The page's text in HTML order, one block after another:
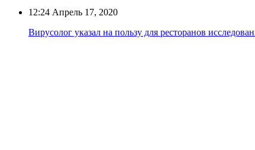
12:24 Апрель 17, 2020
Вирусолог указал на пользу для ресторанов